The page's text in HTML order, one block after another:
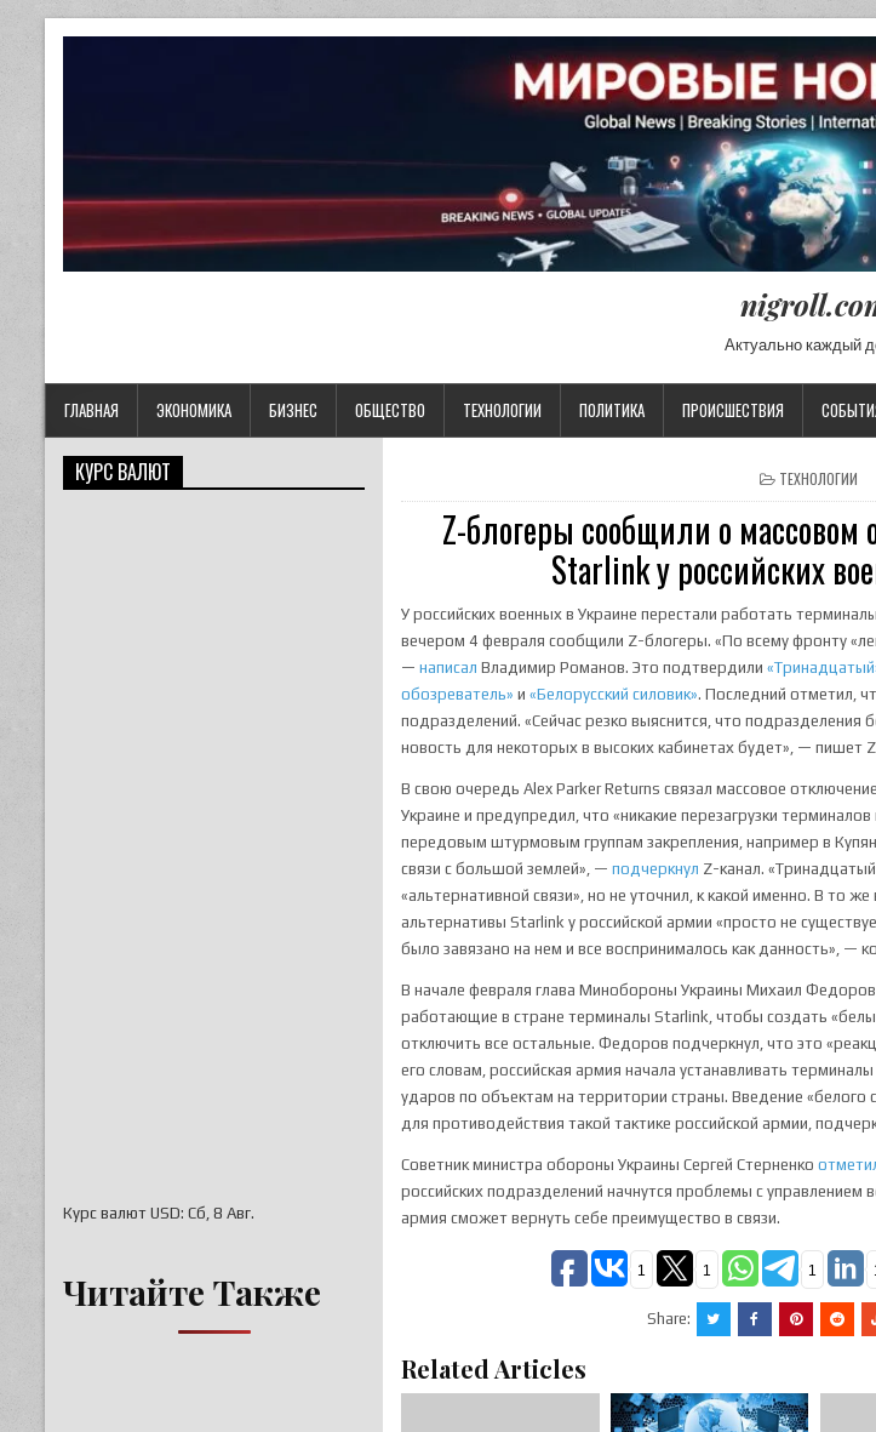
Актуально каждый
ГЛАВНАЯ ЭКОНОМИКА БИЗНЕС ОБЩЕСТВО ТЕХНОЛОГИИ ПОЛИТИКА ПРОИСШЕСТВИЯ
POSTED IN
ТЕХНОЛОГИИ
Z-блогеры сообщили о
Starlink у российских
У российских военных в Украине перестали работать
вечером 4 февраля сообщили Z-блогеры. «По всему фронту
—написал Владимир Романов. Это подтвердили
обозреватель» и«Белорусский силовик». Последний отметил,
подразделений. «Сейчас резко выяснится, что подразделения
новость для некоторых в высоких кабинетах будет», — пишет
В свою очередь Alex Parker Returns связал массовое
Украине и предупредил, что «никакие перезагрузки
передовым штурмовым группам закрепления, например в
связи с большой землей», —подчеркнул Z-канал.
«альтернативной связи», но не уточнил, к какой именно. В то
альтернативы Starlink у российской армии «просто не
было завязано на нем и все воспринималось как данность», —
В начале февраля глава Минобороны Украины Михаил
работающие в стране терминалы Starlink, чтобы создать
отключить все остальные. Федоров подчеркнул, что это
его словам, российская армия начала устанавливать
ударов по объектам на территории страны. Введение «белого
для противодействия такой тактике российской армии,
Советник министра обороны Украины Сергей Стерненко
российских подразделений начнутся проблемы с управлением
армия сможет вернуть себе преимущество в связи.
1 1 1 1
Share:
Related Articles
КУРС ВАЛЮТ
Курс валют USD: Сб, 8 Авг.
Читайте Также